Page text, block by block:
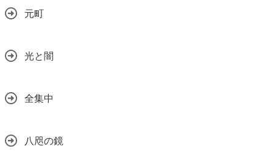
元町
光と闇
全集中
八咫の鏡